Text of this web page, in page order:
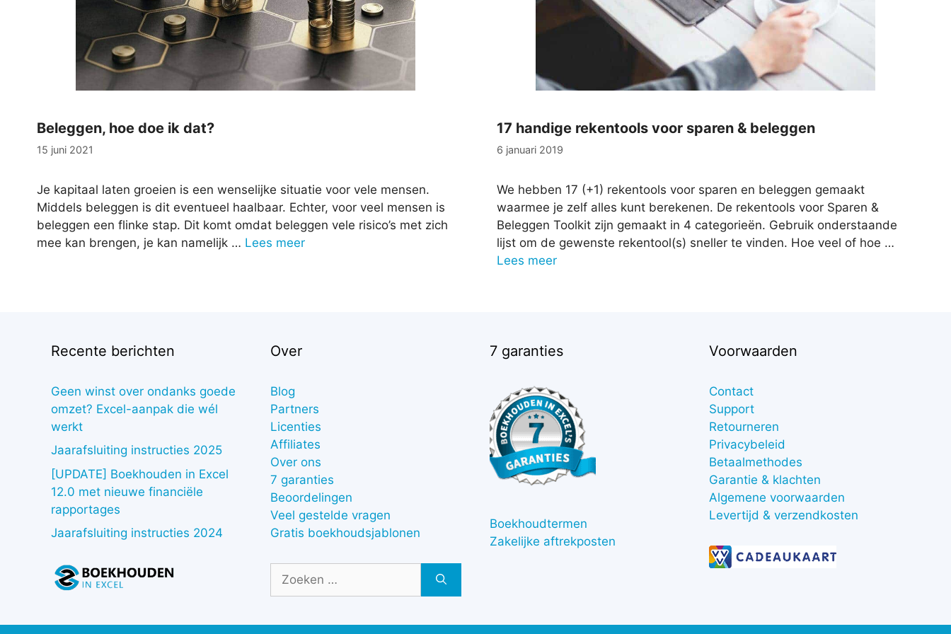
Beleggen, hoe doe ik dat?
15 juni 2021
Je kapitaal laten groeien is een wenselijke situatie voor vele mensen.
Middels beleggen is dit eventueel haalbaar. Echter, voor veel mensen is
beleggen een flinke stap. Dit komt omdat beleggen vele risico’s met zich
mee kan brengen, je kan namelijk … Lees meer
17 handige rekentools voor sparen & beleggen
6 januari 2019
We hebben 17 (+1) rekentools voor sparen en beleggen gemaakt
waarmee je zelf alles kunt berekenen. De rekentools voor Sparen &
Beleggen Toolkit zijn gemaakt in 4 categorieën. Gebruik onderstaande
lijst om de gewenste rekentool(s) sneller te vinden. Hoe veel of hoe …
Lees meer
Recente berichten
Geen winst over ondanks goede
omzet? Excel-aanpak die wél
werkt
Jaarafsluiting instructies 2025
[UPDATE] Boekhouden in Excel
12.0 met nieuwe financiële
rapportages
Jaarafsluiting instructies 2024
Over
Blog
Partners
Licenties
Affiliates
Over ons
7 garanties
Beoordelingen
Veel gestelde vragen
Gratis boekhoudsjablonen
naar:
7 garanties
Boekhoudtermen
Zakelijke aftrekposten
Voorwaarden
Contact
Support
Retourneren
Privacybeleid
Betaalmethodes
Garantie & klachten
Algemene voorwaarden
Levertijd & verzendkosten